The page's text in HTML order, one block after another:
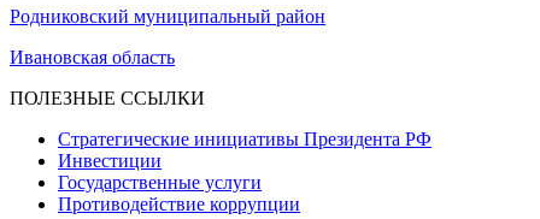
Родниковский муниципальный район
Ивановская область
ПОЛЕЗНЫЕ ССЫЛКИ
Стратегические инициативы Президента РФ
Инвестиции
Государственные услуги
Противодействие коррупции